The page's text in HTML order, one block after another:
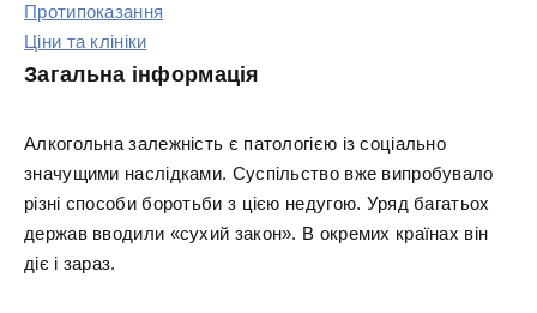
Протипоказання
Ціни та клініки
Загальна інформація
Алкогольна залежність є патологією із соціально
значущими наслідками. Суспільство вже випробувало
різні способи боротьби з цією недугою. Уряд багатьох
держав вводили «сухий закон». В окремих країнах він
діє і зараз.